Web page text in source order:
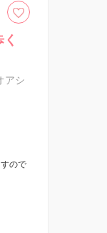
アシ
ので